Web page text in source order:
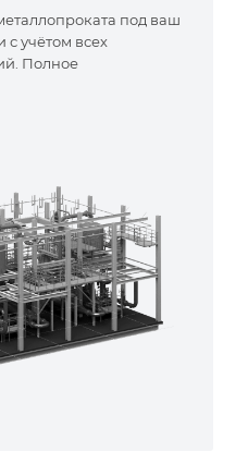
под ваш
с учётом всех
Полное